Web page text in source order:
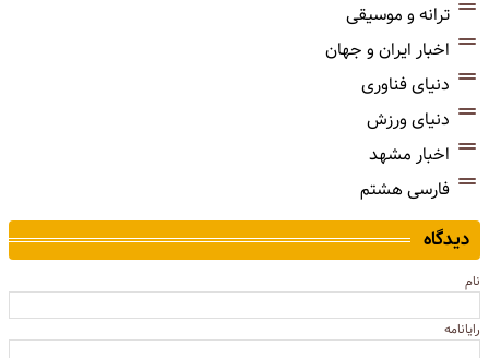
ترانه و موسیقی
اخبار ایران و جهان
دنیای فناوری
دنیای ورزش
اخبار مشهد
فارسی هشتم
دیدگاه
نام
رایانامه